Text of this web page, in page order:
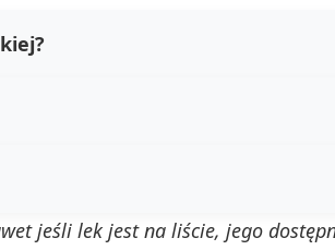
jeśli lek jest na liście, jego